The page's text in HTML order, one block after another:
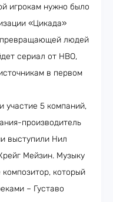
игрокам нужно было
«Цикада»
превращающей людей
сериал от HBO,
в первом
участие 5 компаний,
производитель
выступили Нил
Мейзин. Музыку
который
– Густаво